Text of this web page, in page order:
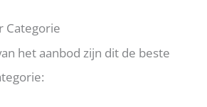
Categorie
het aanbod zijn dit de beste